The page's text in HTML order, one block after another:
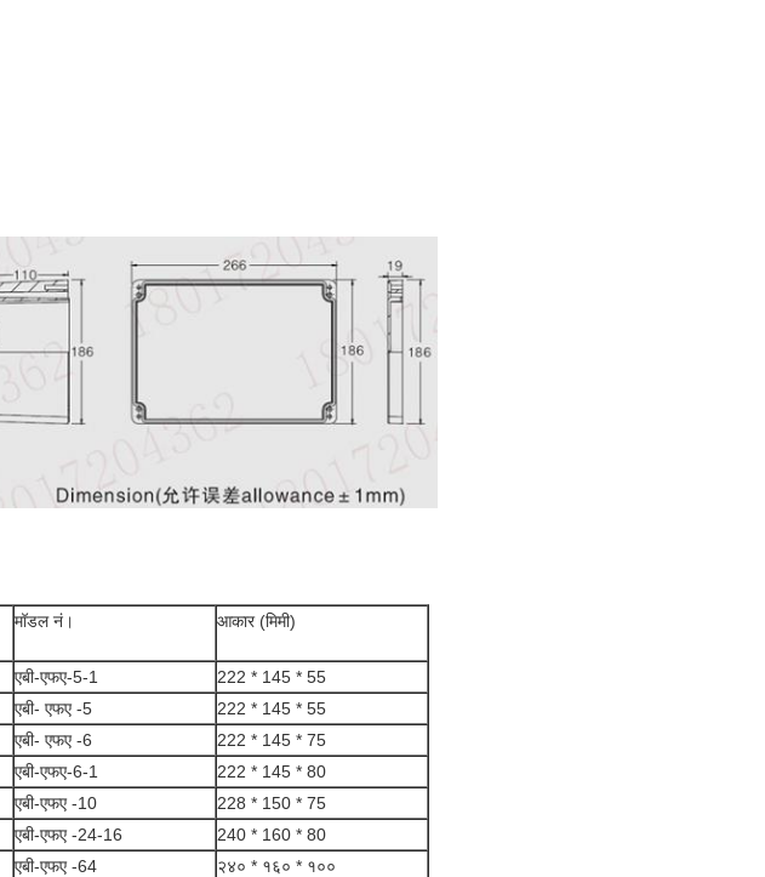
मॉडल नं। आकार (मिमी)
एबी-एफए-5-1
222 * 145 * 55
एबी- एफए -5
222 * 145 * 55
एबी- एफए -6
222 * 145 * 75
एबी-एफए-6-1
222 * 145 * 80
एबी-एफए -10
228 * 150 * 75
एबी-एफए -24-16
240 * 160 * 80
एबी-एफए -64
२४० * १६० * १००